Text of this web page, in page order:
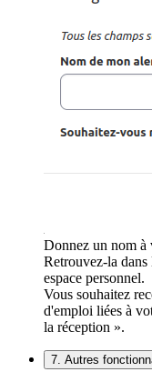
Donnez un nom à
Retrouvez-la
espace personnel.
Vous souhaitez
d'emploi liées à
la réception ».
7. Autres